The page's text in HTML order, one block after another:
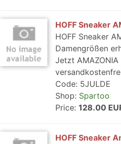
HOFF Sneaker
HOFF Sneaker
Damengrößen
Jetzt
Code: 5JULDE
Shop: Spartoo
Price: 128.00
HOFF Sneaker